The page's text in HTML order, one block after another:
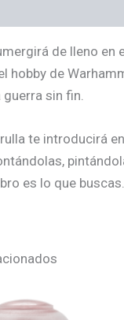
de lleno
hobby de
sin fin.
te introducirá
es lo que buscas.